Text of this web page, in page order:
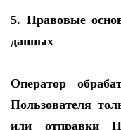
5. Правовые
данных
Оператор
Пользователя
или отправки